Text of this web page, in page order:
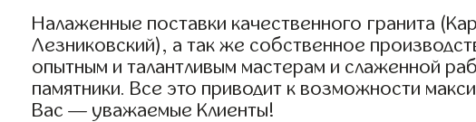
Налаженные поставки качественного гранита
Лезниковский), а так же собственное
опытным и талантливым мастерам и слаженной
памятники. Все это приводит к возможности
Вас — уважаемые Клиенты!